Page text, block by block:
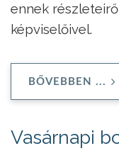
ennek
képviselőivel.
BŐVEBBEN ...
Vasárnapi